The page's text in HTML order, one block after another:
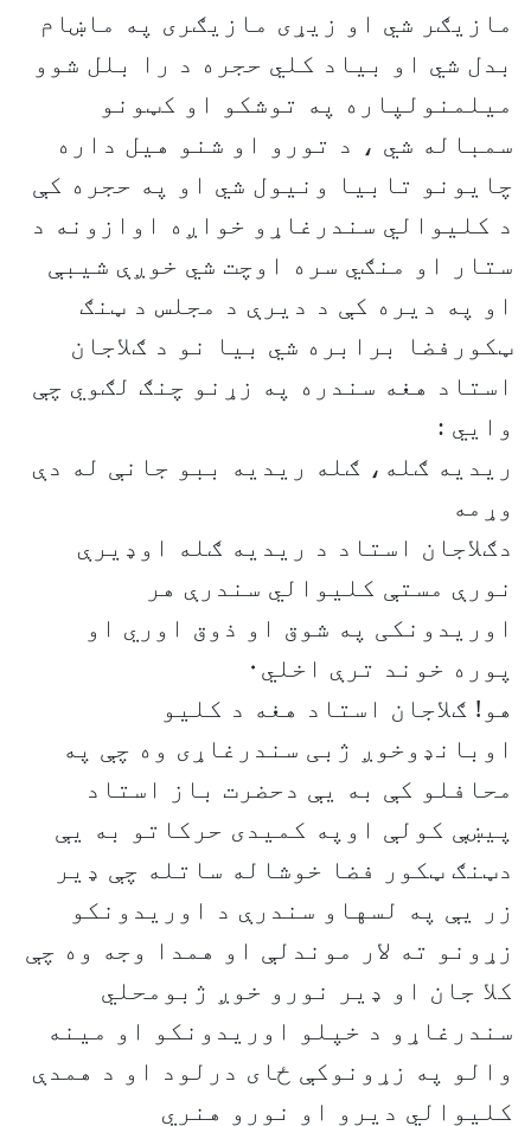
مازیګر شي او زیړی مازیګری په ماښام
بدل شي او بیاد کلي حجره د را بلل شوو
میلمنولپاره په توشکو او کټونو
سمباله شي ، د تورو او شنو هیل داره
چایونو تابیا ونیول شي او په حجره کې
د کلیوالي سندرغاړو خواږه اوازونه د
ستار او منګي سره اوچت شي خوږې شیبې
او په دیره کې د دیرې د مجلس د ټنګ
ټکورفضا برابره شي بیا نو د ګلاجان
استاد هغه سندره په زړنو چنګ لګوي چې
وایي :
ریدیه ګله، ګله ریدیه ببو جانې له دې
وړمه
دګلاجان استاد د ریدیه ګله اوډیرې
نورې مستې کلیوالي سندرې هر
اوریدونکی په شوق او ذوق اوري او
پوره خوند ترې اخلي۰
هو! ګلاجان استاد هغه د کلیو
اوبانډوخوږ ژبی سندرغاړی وه چې په
محافلو کې به یې دحضرت باز استاد
پیښې کولې اوپه کمیدی حرکاتو به یې
دټنګ ټکور فضا خوشاله ساتله چې ډیر
زر یې په لسهاو سندرې د اوریدونکو
زړونو ته لار موندلې او همدا وجه وه چې
کلا جان او ډیر نورو خوږ ژبومحلي
سندرغاړو د خپلو اوریدونکو او مینه
والو په زړونوکې ځای درلود او د همدې
کلیوالي دیرو او نورو هنري